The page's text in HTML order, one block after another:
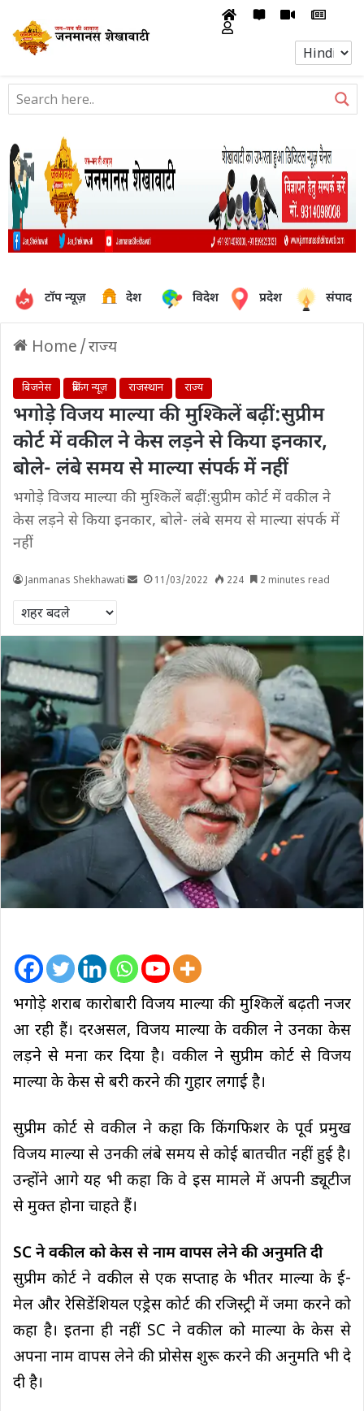
टॉप न्यूज़ देश विदेश प्रदेश
Home /राज्य
बिजनेस ब्रेकिंग न्यूज़ राजस्थान राज्य
भगोड़े विजय माल्या की मुश्किलें बढ़ीं:सुप्रीम
कोर्ट में वकील ने केस लड़ने से किया इनकार,
बोले- लंबे समय से माल्या संपर्क में नहीं
भगोड़े विजय माल्या की मुश्किलें बढ़ीं:सुप्रीम कोर्ट में वकील ने
केस लड़ने से किया इनकार, बोले- लंबे समय से माल्या संपर्क में
नहीं
Janmanas Shekhawati 11/03/2022 224 2 minutes read
भगोड़े शराब कारोबारी विजय माल्या की मुश्किलें बढ़ती नजर
आ रही हैं। दरअसल, विजय माल्या के वकील ने उनका केस
लड़ने से मना कर दिया है। वकील ने सुप्रीम कोर्ट से विजय
माल्या के केस से बरी करने की गुहार लगाई है।
सुप्रीम कोर्ट से वकील ने कहा कि किंगफिशर के पूर्व प्रमुख
विजय माल्या से उनकी लंबे समय से कोई बातचीत नहीं हुई है।
उन्होंने आगे यह भी कहा कि वे इस मामले में अपनी ड्यूटीज
से मुक्त होना चाहते हैं।
SC ने वकील को केस से नाम वापस लेने की अनुमति दी
सुप्रीम कोर्ट ने वकील से एक सप्ताह के भीतर माल्या के ई-
मेल और रेसिडेंशियल एड्रेस कोर्ट की रजिस्ट्री में जमा करने को
कहा है। इतना ही नहीं SC ने वकील को माल्या के केस से
अपना नाम वापस लेने की प्रोसेस शुरू करने की अनुमति भी दे
दी है।